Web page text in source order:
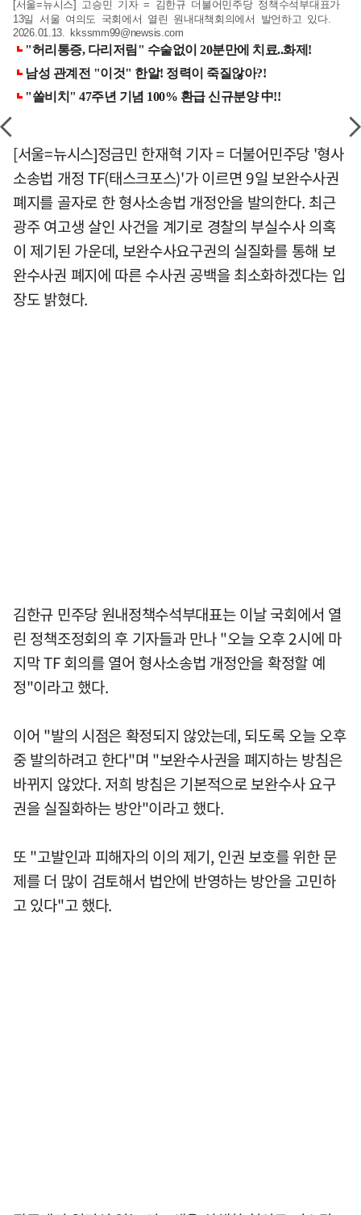
[서울=뉴시스] 고승민 기자 = 김한규 더불어민주당 정책수석부대표가
13일 서울 여의도 국회에서 열린 원내대책회의에서 발언하고 있다.
2026.01.13. kkssmm99@newsis.com
[서울=뉴시스]정금민 한재혁 기자 = 더불어민주당 '형사
소송법 개정 TF(태스크포스)'가 이르면 9일 보완수사권
폐지를 골자로 한 형사소송법 개정안을 발의한다. 최근
광주 여고생 살인 사건을 계기로 경찰의 부실수사 의혹
이 제기된 가운데, 보완수사요구권의 실질화를 통해 보
완수사권 폐지에 따른 수사권 공백을 최소화하겠다는 입
장도 밝혔다.
김한규 민주당 원내정책수석부대표는 이날 국회에서 열
린 정책조정회의 후 기자들과 만나 "오늘 오후 2시에 마
지막 TF 회의를 열어 형사소송법 개정안을 확정할 예
정"이라고 했다.
이어 "발의 시점은 확정되지 않았는데, 되도록 오늘 오후
중 발의하려고 한다"며 "보완수사권을 폐지하는 방침은
바뀌지 않았다. 저희 방침은 기본적으로 보완수사 요구
권을 실질화하는 방안"이라고 했다.
또 "고발인과 피해자의 이의 제기, 인권 보호를 위한 문
제를 더 많이 검토해서 법안에 반영하는 방안을 고민하
고 있다"고 했다.